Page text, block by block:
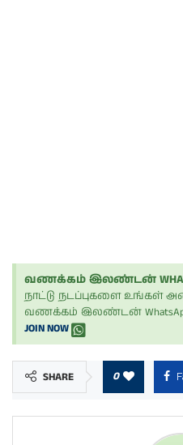
வணக்கம் இலண்டன்
நாட்டு நடப்புகளை உங்கள்
வணக்கம் இலண்டன்
JOIN NOW
SHARE 0